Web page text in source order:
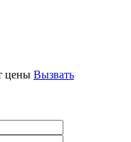
цены Вызвать